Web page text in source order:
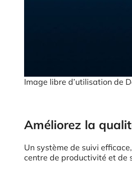
Image libre d’utilisation de
Améliorez la
Un système de suivi
centre de productivité et de